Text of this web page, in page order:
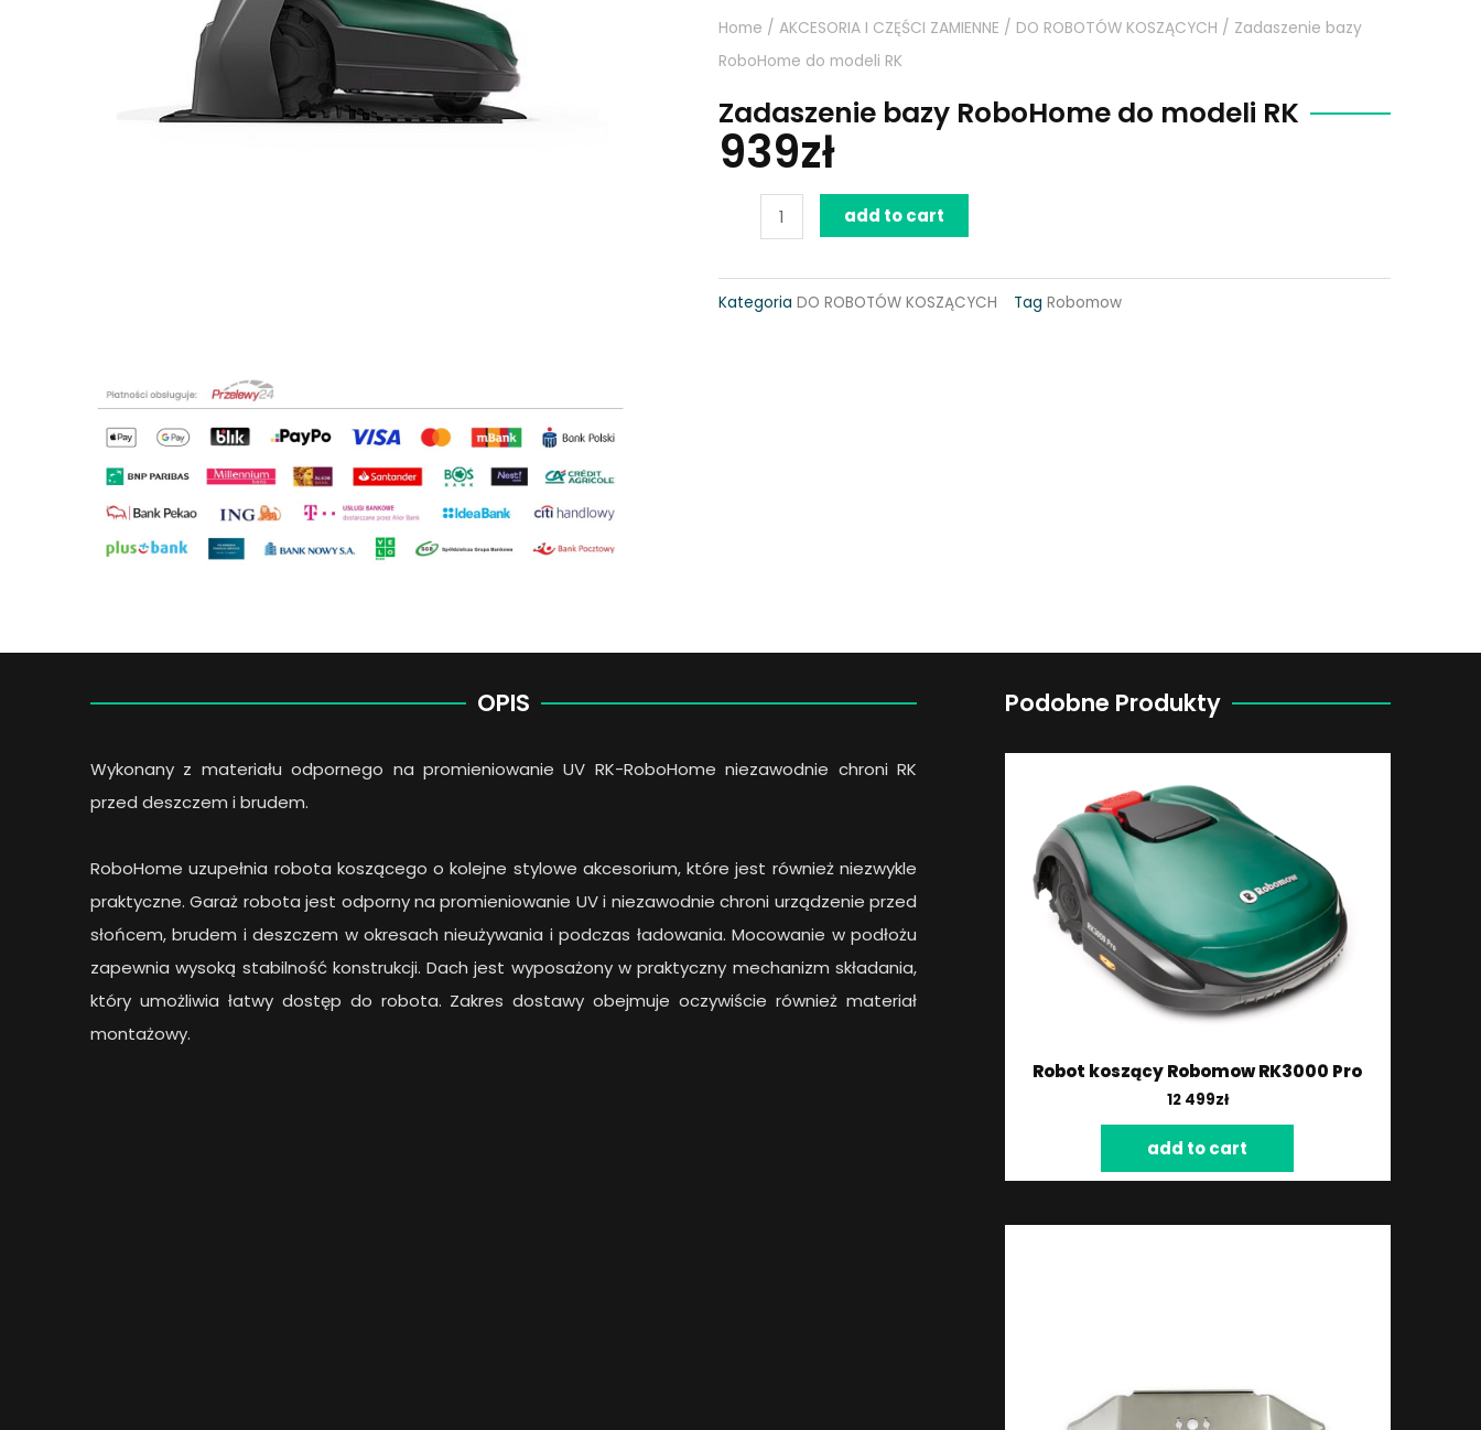
Home / AKCESORIA I CZĘŚCI ZAMIENNE / DO ROBOTÓW KOSZĄCYCH / Zadaszenie bazy
RoboHome do modeli RK
Zadaszenie bazy RoboHome do modeli RK
939zł
Zadaszenie
RoboHome
do
add to cart
Kategoria DO ROBOTÓW KOSZĄCYCH Tag Robomow
OPIS
Wykonany z materiału odpornego na promieniowanie UV RK-RoboHome niezawodnie chroni RK
przed deszczem i brudem.
RoboHome uzupełnia robota koszącego o kolejne stylowe akcesorium, które jest również niezwykle
praktyczne. Garaż robota jest odporny na promieniowanie UV i niezawodnie chroni urządzenie przed
słońcem, brudem i deszczem w okresach nieużywania i podczas ładowania. Mocowanie w podłożu
zapewnia wysoką stabilność konstrukcji. Dach jest wyposażony w praktyczny mechanizm składania,
który umożliwia łatwy dostęp do robota. Zakres dostawy obejmuje oczywiście również materiał
montażowy.
Podobne Produkty
Robot koszący Robomow RK3000 Pro
12 499zł
add to cart